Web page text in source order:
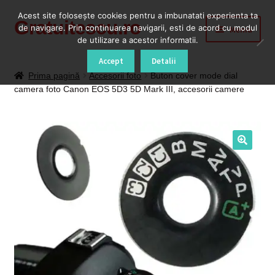
Sari
Sari
Gratuitescu.ro Meniu
Blog
Cod Deblocare Radio, Decodare Casetofon Auto
Contul meu
Despre
Prima pagină Accesorii foto
Buton cover mode dial
camera foto Canon EOS 5D3 5D Mark III, accesorii camere
Acest site foloseşte cookies pentru a imbunatati experienta ta
de navigare. Prin continuarea navigarii, esti de acord cu modul
de utilizare a acestor informatii.
Accept Detalii